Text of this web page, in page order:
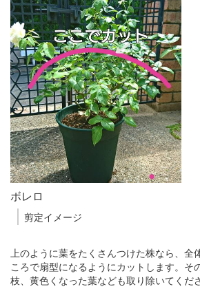
ボレロ
剪定イメージ
上のように葉をたくさんつけた株なら、全
ころで扇型になるようにカットします。そ
枝、黄色くなった葉なども取り除いてくだ